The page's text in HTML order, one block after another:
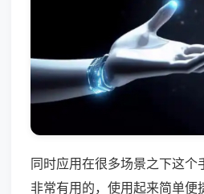
同时应用在很多场景之下这个
非常有用的，使用起来简单便